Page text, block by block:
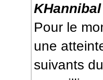
Pour le
une
suivants